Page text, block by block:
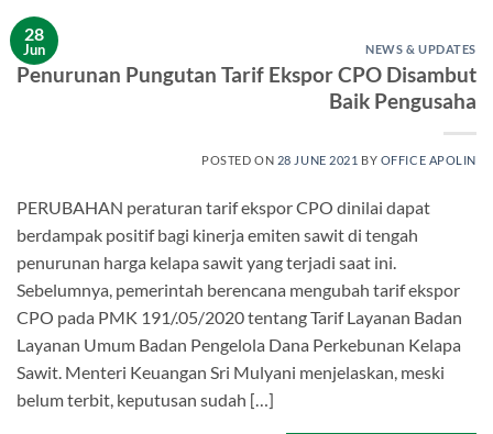
28
Jun NEWS & UPDATES
Penurunan Pungutan Tarif Ekspor CPO Disambut
Baik Pengusaha
POSTED ON 28 JUNE 2021 BY OFFICE APOLIN
PERUBAHAN peraturan tarif ekspor CPO dinilai dapat
berdampak positif bagi kinerja emiten sawit di tengah
penurunan harga kelapa sawit yang terjadi saat ini.
Sebelumnya, pemerintah berencana mengubah tarif ekspor
CPO pada PMK 191/.05/2020 tentang Tarif Layanan Badan
Layanan Umum Badan Pengelola Dana Perkebunan Kelapa
Sawit. Menteri Keuangan Sri Mulyani menjelaskan, meski
belum terbit, keputusan sudah […]